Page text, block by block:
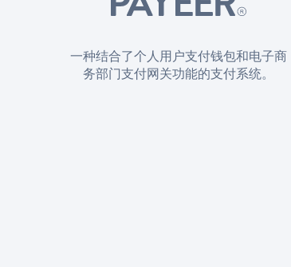
一种结合了个人用户支付钱包和电子商
务部门支付网关功能的支付系统。